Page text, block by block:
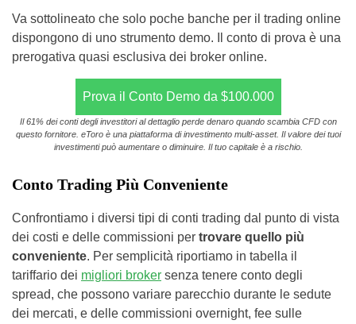
Va sottolineato che solo poche banche per il trading online
dispongono di uno strumento demo. Il conto di prova è una
prerogativa quasi esclusiva dei broker online.
Prova il Conto Demo da $100.000
Il 61% dei conti degli investitori al dettaglio perde denaro quando scambia CFD con
questo fornitore. eToro è una piattaforma di investimento multi-asset. Il valore dei tuoi
investimenti può aumentare o diminuire. Il tuo capitale è a rischio.
Conto Trading Più Conveniente
Confrontiamo i diversi tipi di conti trading dal punto di vista
dei costi e delle commissioni per trovare quello più
conveniente. Per semplicità riportiamo in tabella il
tariffario dei migliori broker senza tenere conto degli
spread, che possono variare parecchio durante le sedute
dei mercati, e delle commissioni overnight, fee sulle